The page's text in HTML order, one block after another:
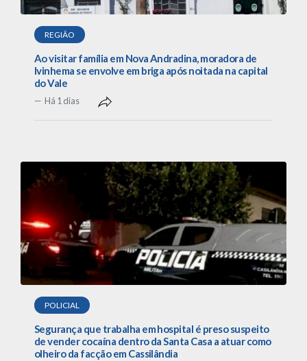
REGIÃO
Ao visitar família em Nova Andradina, moradora de
Ivinhema se envolve em briga após noitada na capital
do Vale
Há 1 dias
POLICIAL
Segurança que trabalha em hospital é preso suspeito
de vender cocaína dentro da Santa Casa a atuar como
olheiro da facção em Cassilândia